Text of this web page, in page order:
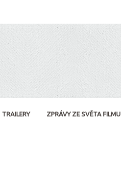
TRAILERY ZPRÁVY ZE SVĚTA FILMU